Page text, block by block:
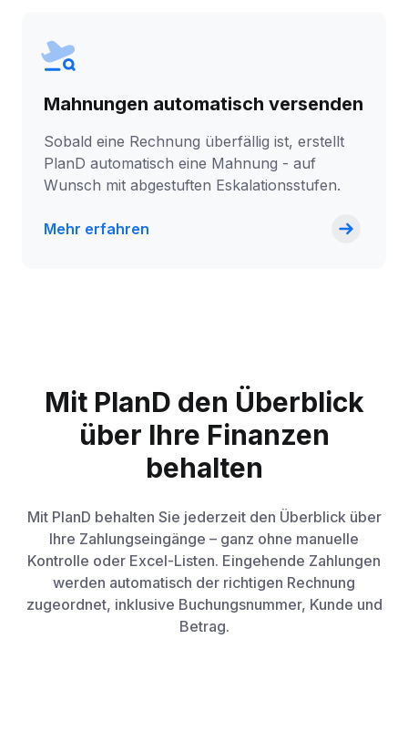
Mahnungen automatisch versenden
Sobald eine Rechnung überfällig ist, erstellt
PlanD automatisch eine Mahnung - auf
Wunsch mit abgestuften Eskalationsstufen.
Mehr erfahren
Mit PlanD den Überblick
über Ihre Finanzen
behalten
Mit PlanD behalten Sie jederzeit den Überblick über
Ihre Zahlungseingänge – ganz ohne manuelle
Kontrolle oder Excel-Listen. Eingehende Zahlungen
werden automatisch der richtigen Rechnung
zugeordnet, inklusive Buchungsnummer, Kunde und
Betrag.